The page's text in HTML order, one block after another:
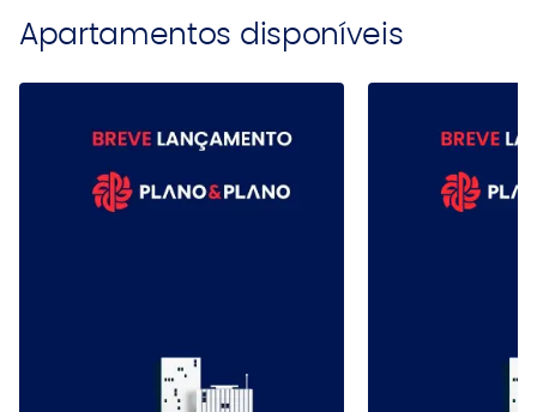
Apartamentos disponíveis